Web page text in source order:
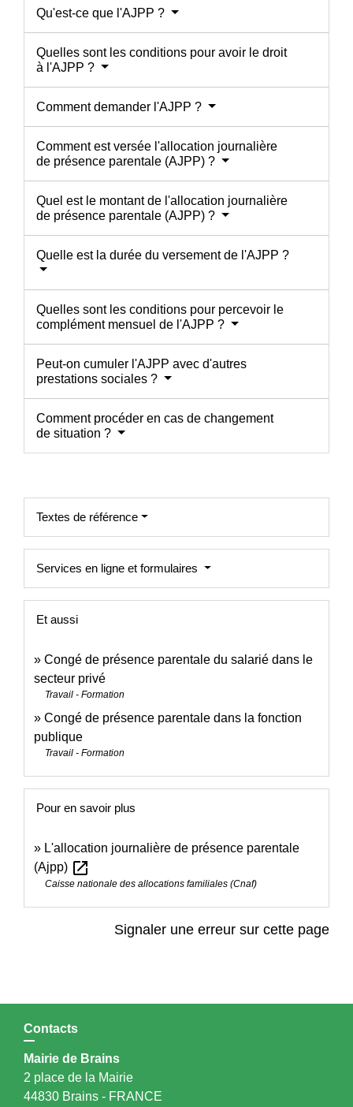
Qu'est-ce que l'AJPP ?
Quelles sont les conditions pour avoir le droit
à l'AJPP ?
Comment demander l'AJPP ?
Comment est versée l'allocation journalière
de présence parentale (AJPP) ?
Quel est le montant de l'allocation journalière
de présence parentale (AJPP) ?
Quelle est la durée du versement de l'AJPP ?
Quelles sont les conditions pour percevoir le
complément mensuel de l'AJPP ?
Peut-on cumuler l'AJPP avec d'autres
prestations sociales ?
Comment procéder en cas de changement
de situation ?
Textes de référence
Services en ligne et formulaires
Et aussi
Congé de présence parentale du salarié dans le
secteur privé
Travail - Formation
Congé de présence parentale dans la fonction
publique
Travail - Formation
Pour en savoir plus
L'allocation journalière de présence parentale
(Ajpp) open_in_new
Caisse nationale des allocations familiales (Cnaf)
Signaler une erreur sur cette page
Contacts
Mairie de Brains
2 place de la Mairie
44830 Brains - FRANCE